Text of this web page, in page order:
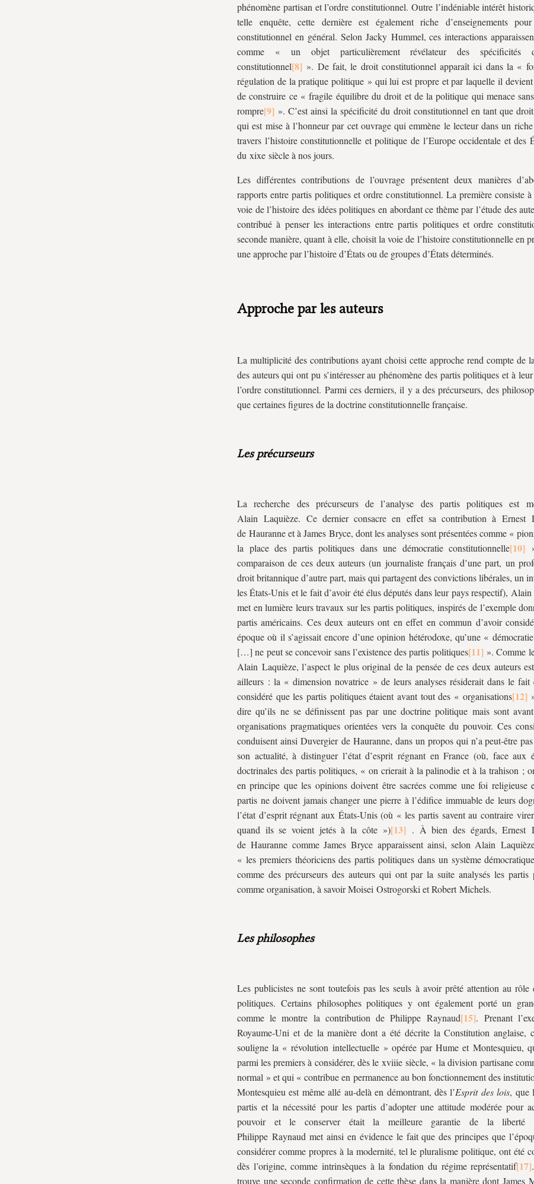
phénomène partisan et l’ordre constitutionnel. Outre l’indéniable intérêt
telle enquête, cette dernière est également riche d’enseignements
constitutionnel en général. Selon Jacky Hummel, ces interactions
comme « un objet particulièrement révélateur des spécificités
constitutionnel
». De fait, le droit constitutionnel apparaît ici dans la «
régulation de la pratique politique » qui lui est propre et par laquelle il devient
de construire ce « fragile équilibre du droit et de la politique qui menace
rompre
». C’est ainsi la spécificité du droit constitutionnel en tant que
qui est mise à l’honneur par cet ouvrage qui emmène le lecteur dans un
travers l’histoire constitutionnelle et politique de l’Europe occidentale et des
du xixe siècle à nos jours.
Les différentes contributions de l’ouvrage présentent deux manières
rapports entre partis politiques et ordre constitutionnel. La première consiste
voie de l’histoire des idées politiques en abordant ce thème par l’étude des
contribué à penser les interactions entre partis politiques et ordre
seconde manière, quant à elle, choisit la voie de l’histoire constitutionnelle en
une approche par l’histoire d’États ou de groupes d’États déterminés.
Approche par les auteurs
La multiplicité des contributions ayant choisi cette approche rend compte de
des auteurs qui ont pu s’intéresser au phénomène des partis politiques et à
l’ordre constitutionnel. Parmi ces derniers, il y a des précurseurs, des
que certaines figures de la doctrine constitutionnelle française.
Les précurseurs
La recherche des précurseurs de l’analyse des partis politiques est
Alain Laquièze. Ce dernier consacre en effet sa contribution à Ernest
de Hauranne et à James Bryce, dont les analyses sont présentées comme «
la place des partis politiques dans une démocratie constitutionnelle
comparaison de ces deux auteurs (un journaliste français d’une part, un
droit britannique d’autre part, mais qui partagent des convictions libérales, un
les États-Unis et le fait d’avoir été élus députés dans leur pays respectif),
met en lumière leurs travaux sur les partis politiques, inspirés de l’exemple
partis américains. Ces deux auteurs ont en effet en commun d’avoir
époque où il s’agissait encore d’une opinion hétérodoxe, qu’une «
[…] ne peut se concevoir sans l’existence des partis politiques
». Comme
Alain Laquièze, l’aspect le plus original de la pensée de ces deux auteurs
ailleurs : la « dimension novatrice » de leurs analyses résiderait dans le fait
considéré que les partis politiques étaient avant tout des « organisations
dire qu’ils ne se définissent pas par une doctrine politique mais sont
organisations pragmatiques orientées vers la conquête du pouvoir. Ces
conduisent ainsi Duvergier de Hauranne, dans un propos qui n’a peut-être
son actualité, à distinguer l’état d’esprit régnant en France (où, face aux
doctrinales des partis politiques, « on crierait à la palinodie et à la trahison ;
en principe que les opinions doivent être sacrées comme une foi religieuse
partis ne doivent jamais changer une pierre à l’édifice immuable de leurs
l’état d’esprit régnant aux États-Unis (où « les partis savent au contraire
quand ils se voient jetés à la côte »)
. À bien des égards, Ernest
de Hauranne comme James Bryce apparaissent ainsi, selon Alain
« les premiers théoriciens des partis politiques dans un système démocratique
comme des précurseurs des auteurs qui ont par la suite analysés les partis
comme organisation, à savoir Moisei Ostrogorski et Robert Michels.
Les philosophes
Les publicistes ne sont toutefois pas les seuls à avoir prêté attention au rôle
politiques. Certains philosophes politiques y ont également porté un
comme le montre la contribution de Philippe Raynaud
. Prenant
Royaume-Uni et de la manière dont a été décrite la Constitution anglaise,
souligne la « révolution intellectuelle » opérée par Hume et Montesquieu,
parmi les premiers à considérer, dès le xviiie siècle, « la division partisane
normal » et qui « contribue en permanence au bon fonctionnement des
Montesquieu est même allé au-delà en démontrant, dès l’Esprit des lois, que
partis et la nécessité pour les partis d’adopter une attitude modérée pour
pouvoir et le conserver était la meilleure garantie de la liberté
Philippe Raynaud met ainsi en évidence le fait que des principes que
considérer comme propres à la modernité, tel le pluralisme politique, ont été
dès l’origine, comme intrinsèques à la fondation du régime représentatif
trouve une seconde confirmation de cette thèse dans la manière dont James